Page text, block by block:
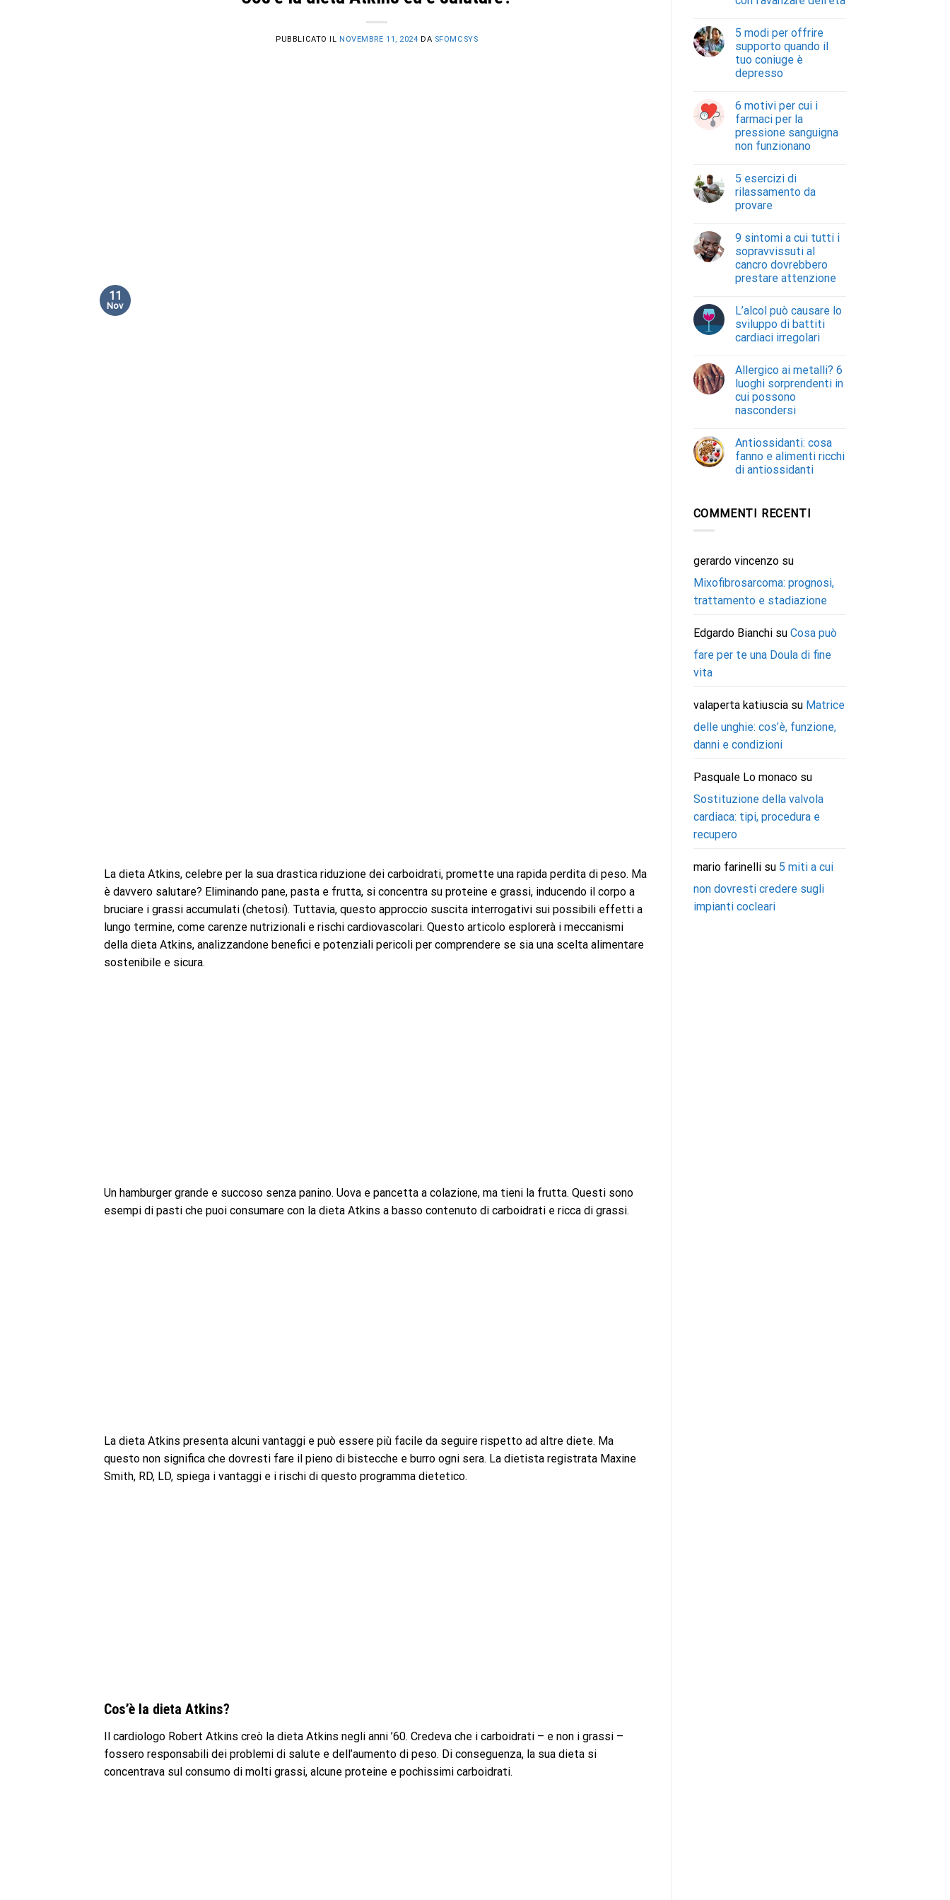
PUBBLICATO IL NOVEMBRE 11, 2024 DA SFOMCSYS
11
Nov
La dieta Atkins, celebre per la sua drastica riduzione dei carboidrati, promette una rapida perdita di peso. Ma
è davvero salutare? Eliminando pane, pasta e frutta, si concentra su proteine e grassi, inducendo il corpo a
bruciare i grassi accumulati (chetosi). Tuttavia, questo approccio suscita interrogativi sui possibili effetti a
lungo termine, come carenze nutrizionali e rischi cardiovascolari. Questo articolo esplorerà i meccanismi
della dieta Atkins, analizzandone benefici e potenziali pericoli per comprendere se sia una scelta alimentare
sostenibile e sicura.
Un hamburger grande e succoso senza panino. Uova e pancetta a colazione, ma tieni la frutta. Questi sono
esempi di pasti che puoi consumare con la dieta Atkins a basso contenuto di carboidrati e ricca di grassi.
La dieta Atkins presenta alcuni vantaggi e può essere più facile da seguire rispetto ad altre diete. Ma
questo non significa che dovresti fare il pieno di bistecche e burro ogni sera. La dietista registrata Maxine
Smith, RD, LD, spiega i vantaggi e i rischi di questo programma dietetico.
Cos’è la dieta Atkins?
Il cardiologo Robert Atkins creò la dieta Atkins negli anni ’60. Credeva che i carboidrati – e non i grassi –
fossero responsabili dei problemi di salute e dell’aumento di peso. Di conseguenza, la sua dieta si
concentrava sul consumo di molti grassi, alcune proteine ​​e pochissimi carboidrati.
5 modi per offrire
supporto quando il
tuo coniuge è
depresso
6 motivi per cui i
farmaci per la
pressione sanguigna
non funzionano
5 esercizi di
rilassamento da
provare
9 sintomi a cui tutti i
sopravvissuti al
cancro dovrebbero
prestare attenzione
L’alcol può causare lo
sviluppo di battiti
cardiaci irregolari
Allergico ai metalli? 6
luoghi sorprendenti in
cui possono
nascondersi
Antiossidanti: cosa
fanno e alimenti ricchi
di antiossidanti
COMMENTI RECENTI
gerardo vincenzosu
Mixofibrosarcoma: prognosi,
trattamento e stadiazione
Edgardo Bianchisu Cosa può
fare per te una Doula di fine
vita
valaperta katiusciasu Matrice
delle unghie: cos’è, funzione,
danni e condizioni
Pasquale Lo monacosu
Sostituzione della valvola
cardiaca: tipi, procedura e
recupero
mario farinellisu 5 miti a cui
non dovresti credere sugli
impianti cocleari